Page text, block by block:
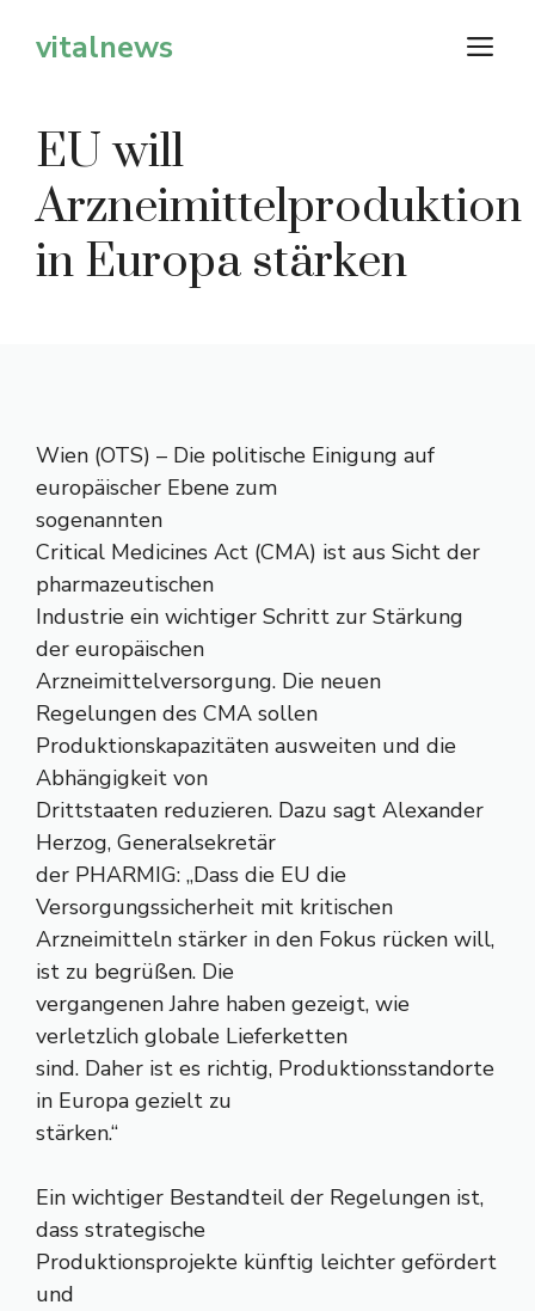
Inhaltvitalnews
EU will
Arzneimittelproduktion
in Europa stärken
Wien (OTS) – Die politische Einigung auf
europäischer Ebene zum
sogenannten
Critical Medicines Act (CMA) ist aus Sicht der
pharmazeutischen
Industrie ein wichtiger Schritt zur Stärkung
der europäischen
Arzneimittelversorgung. Die neuen
Regelungen des CMA sollen
Produktionskapazitäten ausweiten und die
Abhängigkeit von
Drittstaaten reduzieren. Dazu sagt Alexander
Herzog, Generalsekretär
der PHARMIG: „Dass die EU die
Versorgungssicherheit mit kritischen
Arzneimitteln stärker in den Fokus rücken will,
ist zu begrüßen. Die
vergangenen Jahre haben gezeigt, wie
verletzlich globale Lieferketten
sind. Daher ist es richtig, Produktionsstandorte
in Europa gezielt zu
stärken.“
Ein wichtiger Bestandteil der Regelungen ist,
dass strategische
Produktionsprojekte künftig leichter gefördert
und